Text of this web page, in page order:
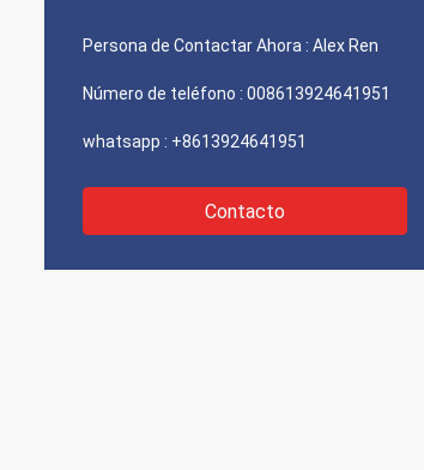
Persona de Contactar Ahora : Alex Ren
Número de teléfono : 008613924641951
whatsapp : +8613924641951
Contacto